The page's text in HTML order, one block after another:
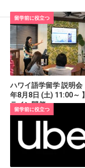
留学前に役立つ
ハワイ語学留学 説明会
年8月8日 (土) 11:00～
ライン開催
留学前に役立つ